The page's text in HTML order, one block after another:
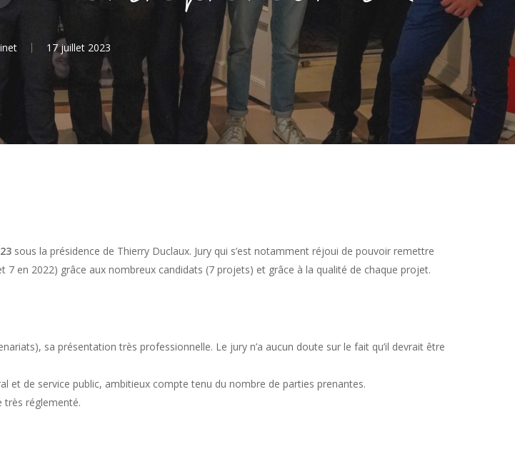
17 juillet 2023
sous la présidence de Thierry Duclaux. Jury qui s’est notamment réjoui de pouvoir remettre
en 2022) grâce aux nombreux candidats (7 projets) et grâce à la qualité de chaque projet.
sa présentation très professionnelle. Le jury n’a aucun doute sur le fait qu’il devrait être
et de service public, ambitieux compte tenu du nombre de parties prenantes.
très réglementé.